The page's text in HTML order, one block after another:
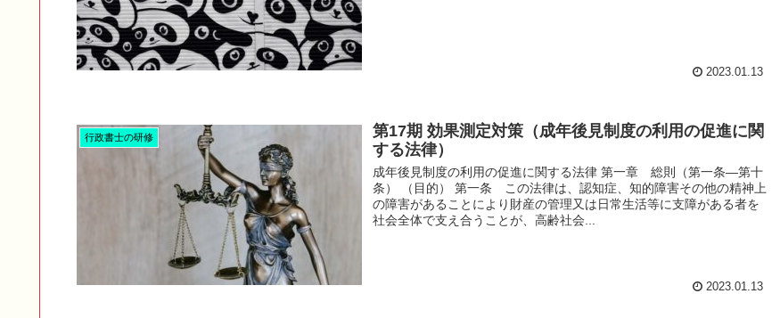
2023.01.13
行政書士の研修
第17期 効果測定対策（成年後見制度の利用の促進に関
する法律）
成年後見制度の利用の促進に関する法律 第一章 総則（第一条―第十
条） （目的） 第一条 この法律は、認知症、知的障害その他の精神上
の障害があることにより財産の管理又は日常生活等に支障がある者を
社会全体で支え合うことが、高齢社会...
2023.01.13